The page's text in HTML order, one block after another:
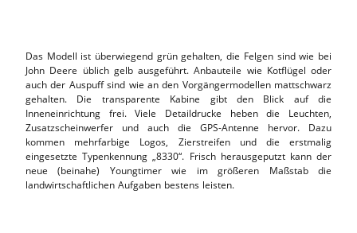
Das Modell ist überwiegend grün gehalten, die Felgen sind wie bei
John Deere üblich gelb ausgeführt. Anbauteile wie Kotflügel oder
auch der Auspuff sind wie an den Vorgängermodellen mattschwarz
gehalten. Die transparente Kabine gibt den Blick auf die
Inneneinrichtung frei. Viele Detaildrucke heben die Leuchten,
Zusatzscheinwerfer und auch die GPS-Antenne hervor. Dazu
kommen mehrfarbige Logos, Zierstreifen und die erstmalig
eingesetzte Typenkennung „8330“. Frisch herausgeputzt kann der
neue (beinahe) Youngtimer wie im größeren Maßstab die
landwirtschaftlichen Aufgaben bestens leisten.